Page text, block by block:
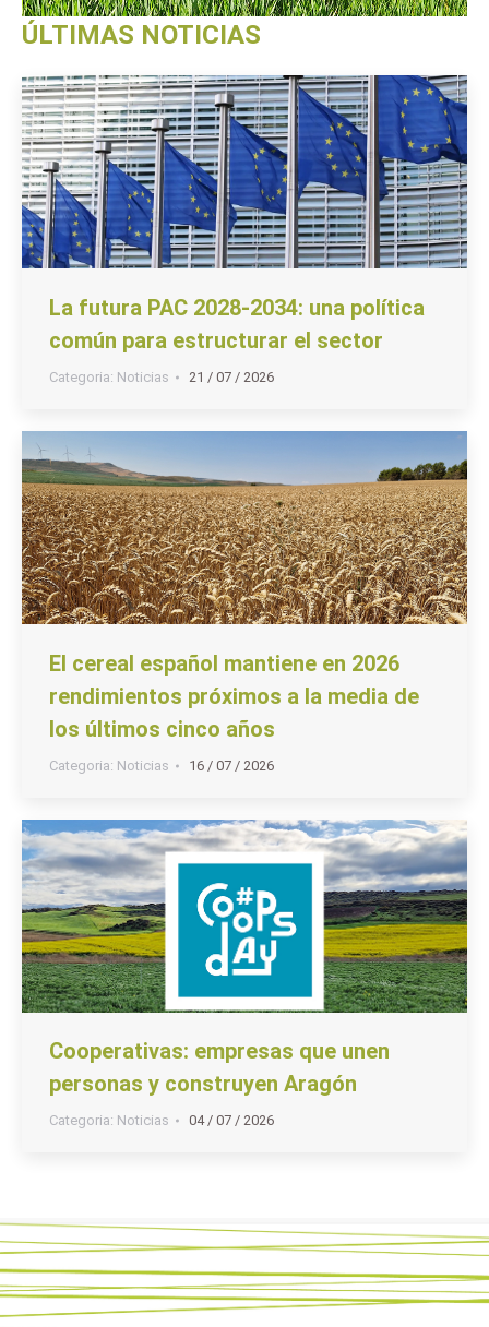
ÚLTIMAS NOTICIAS
La futura PAC 2028-2034: una política
común para estructurar el sector
Categoria: Noticias 21 / 07 / 2026
El cereal español mantiene en 2026
rendimientos próximos a la media de
los últimos cinco años
Categoria: Noticias 16 / 07 / 2026
Cooperativas: empresas que unen
personas y construyen Aragón
Categoria: Noticias 04 / 07 / 2026